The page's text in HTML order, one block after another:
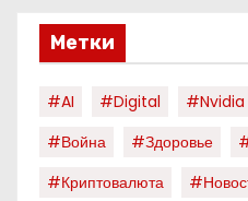
Метки
#AI #digital #nvidia
#война
#здоровье
#криптовалюта